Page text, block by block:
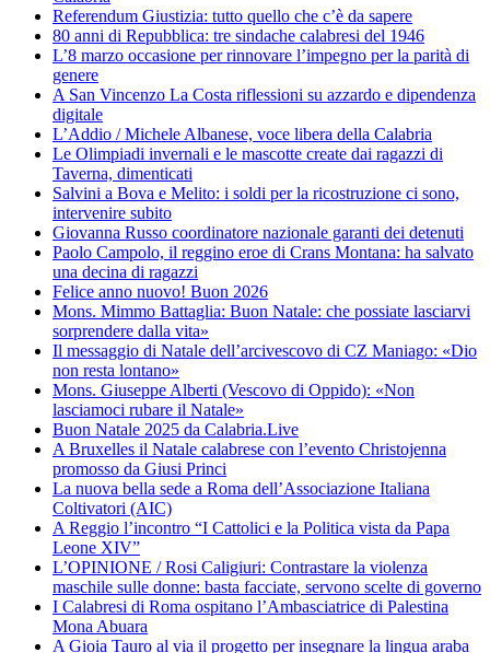
Referendum Giustizia: tutto quello che c’è da sapere
80 anni di Repubblica: tre sindache calabresi del 1946
L’8 marzo occasione per rinnovare l’impegno per la parità di
genere
A San Vincenzo La Costa riflessioni su azzardo e dipendenza
digitale
L’Addio / Michele Albanese, voce libera della Calabria
Le Olimpiadi invernali e le mascotte create dai ragazzi di
Taverna, dimenticati
Salvini a Bova e Melito: i soldi per la ricostruzione ci sono,
intervenire subito
Giovanna Russo coordinatore nazionale garanti dei detenuti
Paolo Campolo, il reggino eroe di Crans Montana: ha salvato
una decina di ragazzi
Felice anno nuovo! Buon 2026
Mons. Mimmo Battaglia: Buon Natale: che possiate lasciarvi
sorprendere dalla vita»
Il messaggio di Natale dell’arcivescovo di CZ Maniago: «Dio
non resta lontano»
Mons. Giuseppe Alberti (Vescovo di Oppido): «Non
lasciamoci rubare il Natale»
Buon Natale 2025 da Calabria.Live
A Bruxelles il Natale calabrese con l’evento Christojenna
promosso da Giusi Princi
La nuova bella sede a Roma dell’Associazione Italiana
Coltivatori (AIC)
A Reggio l’incontro “I Cattolici e la Politica vista da Papa
Leone XIV”
L’OPINIONE / Rosi Caligiuri: Contrastare la violenza
maschile sulle donne: basta facciate, servono scelte di governo
I Calabresi di Roma ospitano l’Ambasciatrice di Palestina
Mona Abuara
A Gioia Tauro al via il progetto per insegnare la lingua araba